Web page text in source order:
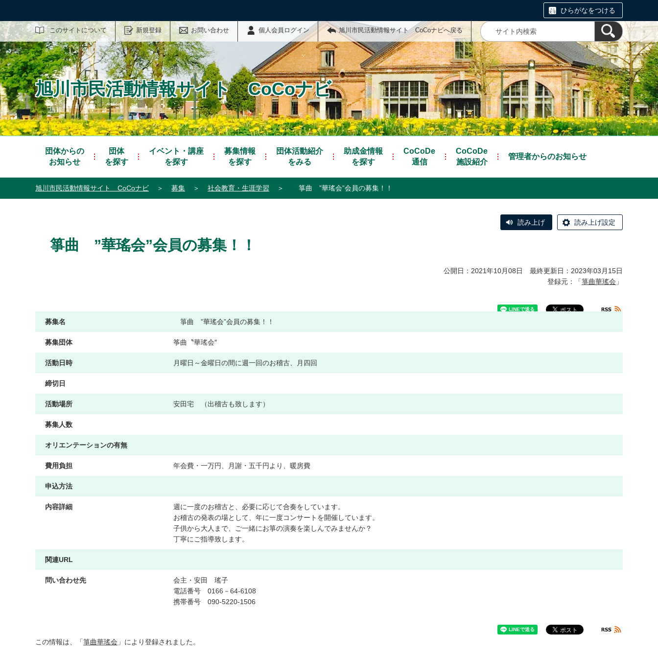
ひらがなをつける
このサイトについて 新規登録 お問い合わせ 個人会員ログイン 旭川市民活動情報サイト CoCoナビへ戻る
サイト内検索
旭川市民活動情報サイト CoCoナビ
団体からの
お知らせ
団体
を探す
イベント・講座
を探す
募集情報
を探す
団体活動紹介
をみる
助成金情報
を探す
CoCoDe
通信
CoCoDe
施設紹介
管理者からのお知らせ
旭川市民活動情報サイト CoCoナビ ＞ 募集 ＞ 社会教育・生涯学習 ＞ 箏曲 ”華瑤会”会員の募集！！
読み上げ 読み上げ設定
箏曲 ”華瑤会”会員の募集！！
公開日：2021年10月08日 最終更新日：2023年03月15日
登録元：「箏曲華瑤会 」
募集名 箏曲 ”華瑤会”会員の募集！！
募集団体 筝曲〝華瑤会″
活動日時 月曜日 ～金曜日の間に週一回のお稽古 月 四回
締切日
活動場所 安田宅 （出稽古も致し ます）
募集人数
オリエンテーションの有無
費用負担 年会費 ・ 一万円 月謝 ・ 五千円 よ り 暖房費
申込方法
内容詳細 週 に一度のお稽古と 必要に応じて合奏を しています。
お稽古の発表の場と して 年に一度コ ンサー ト を開催しています。
子供から大人 ま で ご一緒にお箏の演奏を楽 し んでみ ませんか ？
丁寧に ご指導致し ます。
関連URL
問い合わせ先 会主 ・ 安田 瑤子
電話番号 0166 － 64-6108
携帯番号 090-5220-1506
この情報は、「箏曲華瑤会 」により登録されました。